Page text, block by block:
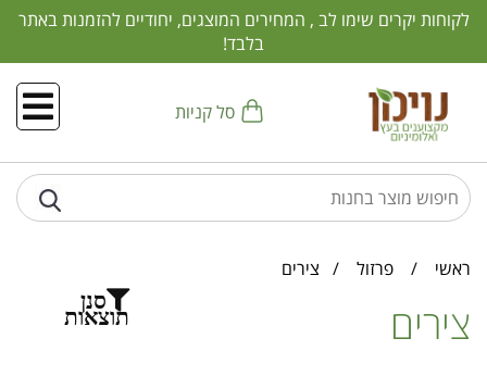
לקוחות יקרים שימו לב , המחירים המוצגים, יחודיים להזמנות באתר
בלבד!
סל קניות
ראשי / פרזול / צירים
סנן
תוצאות צירים